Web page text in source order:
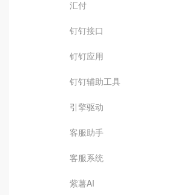
汇付
钉钉接口
钉钉应用
钉钉辅助工具
引擎驱动
客服助手
客服系统
紫薯AI